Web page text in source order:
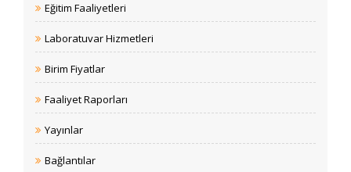
Eğitim Faaliyetleri
Laboratuvar Hizmetleri
Birim Fiyatlar
Faaliyet Raporları
Yayınlar
Bağlantılar